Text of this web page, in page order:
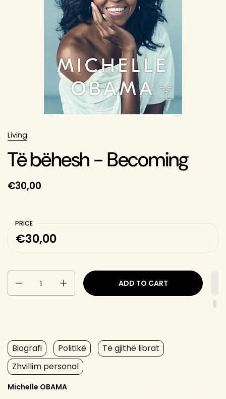
Living
Të bëhesh - Becoming
€30,00
PRICE
€30,00
ADD TO CART
Biografi Politikë
Të gjithë librat
Zhvillim personal
Michelle OBAMA